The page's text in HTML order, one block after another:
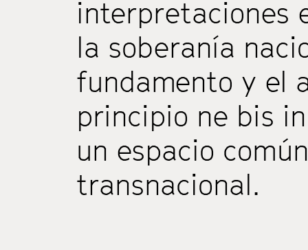
interpretaciones
la soberanía
fundamento y el
principio ne bis
un espacio
transnacional.